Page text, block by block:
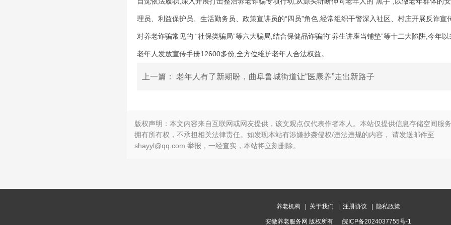
理员、利益保护员、生活勤务员、政策宣讲员的“四员”角色,经常组织干警深入社区、村庄开展反诈宣
对养老诈骗常见的 “社保类骗局”等六大骗局,结合保健品诈骗的“养生讲座当铺垫”等十二大陷阱,今年以
老年人发放宣传手册12600多份,全方位维护老年人合法权益。
上一篇： 老年人有了新期盼，曲阜鲁城街道让“医康养”走出新路子
版权声明：本文内容来自互联网或网友提供，该文观点仅代表作者本人。本站仅提供信息存储空间服
拥有所有权，不承担相关法律责任。如发现本站有涉嫌抄袭侵权/违法违规的内容， 请发送邮件至
shayyl@qq.com 举报，一经查实，本站将立刻删除。
养老机构 关于我们 注册协议 隐私政策
安徽养老服务网 版权所有 皖ICP备2024037755号-1